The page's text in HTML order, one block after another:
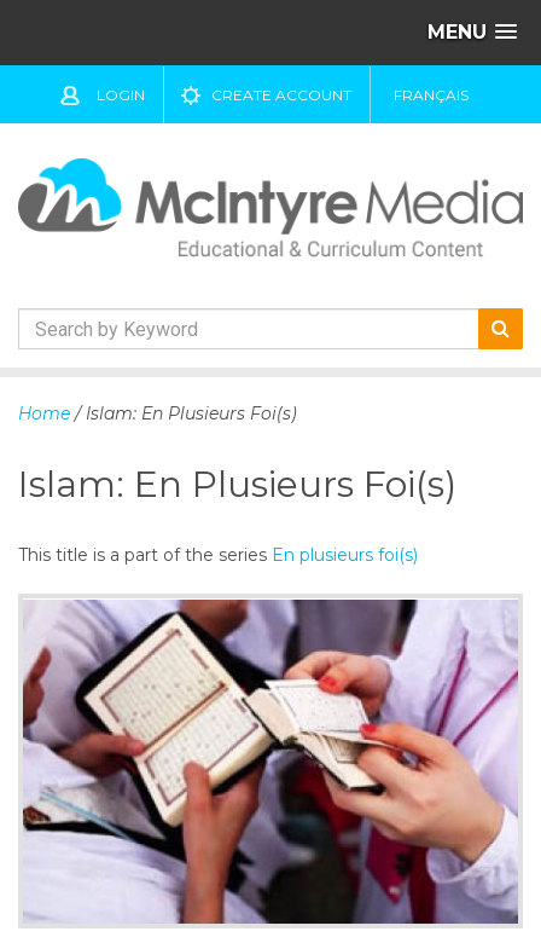
MENU
LOGIN CREATE ACCOUNT FRANÇAIS
k
o
t
t
Home / Islam: En Plusieurs Foi(s)
Islam: En Plusieurs Foi(s)
This title is a part of the series En plusieurs foi(s)